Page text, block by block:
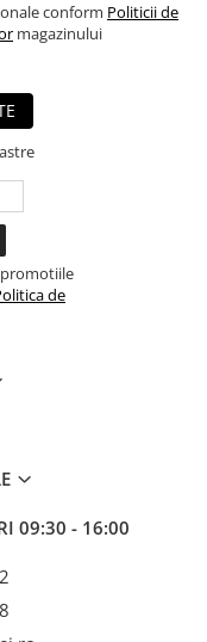
conform Politicii de
magazinului
de
09:30 - 16:00